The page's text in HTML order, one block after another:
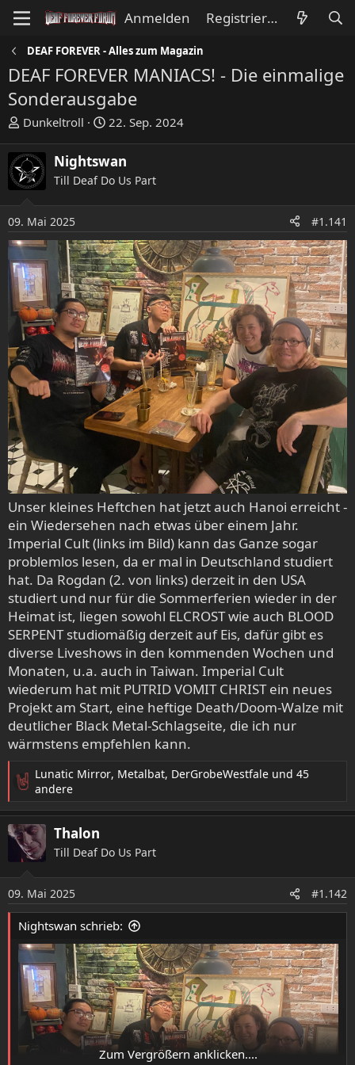
Anmelden Registrieren
DEAF FOREVER - Alles zum Magazin
DEAF FOREVER MANIACS! - Die einmalige
Sonderausgabe
E
s
t
e
l
e
Dunkeltroll
E
s
t
e
l
t
a
m
22. Sep. 2024
Nightswan
Till Deaf Do Us Part
09. Mai 2025 #1.141
Unser kleines Heftchen hat jetzt auch Hanoi erreicht -
ein Wiedersehen nach etwas über einem Jahr.
Imperial Cult (links im Bild) kann das Ganze sogar
problemlos lesen, da er mal in Deutschland studiert
hat. Da Rogdan (2. von links) derzeit in den USA
studiert und nur für die Sommerferien wieder in der
Heimat ist, liegen sowohl ELCROST wie auch BLOOD
SERPENT studiomäßig derzeit auf Eis, dafür gibt es
diverse Liveshows in den kommenden Wochen und
Monaten, u.a. auch in Taiwan. Imperial Cult
wiederum hat mit PUTRID VOMIT CHRIST ein neues
Projekt am Start, eine heftige Death/Doom-Walze mit
deutlicher Black Metal-Schlagseite, die ich nur
wärmstens empfehlen kann.
R
a
k
o
n
e
n
Lunatic Mirror, Metalbat, DerGrobeWestfale und 45
andere
Thalon
Till Deaf Do Us Part
09. Mai 2025 #1.142
Nightswan schrieb:
Zum Vergrößern anklicken....